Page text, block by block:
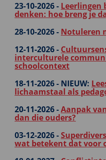
23-10-2026 - Leerlingen
denken: hoe breng je
28-10-2026 - Notuleren
12-11-2026 -
interculturele
schoolcontext
18-11-2026 - NIEUW:
lichaamstaal als
20-11-2026 -Aanpak
dan die ouders?
03-12-2026 -
wat betekent dat voor